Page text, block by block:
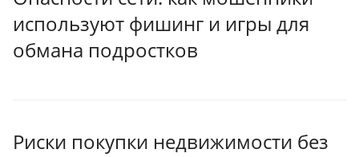
используют фишинг и игры для
обмана подростков
Риски покупки недвижимости без